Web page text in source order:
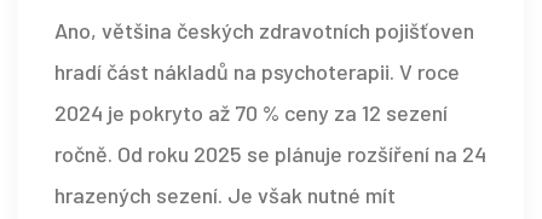
Ano, většina českých zdravotních pojišťoven
hradí část nákladů na psychoterapii. V roce
2024 je pokryto až 70 % ceny za 12 sezení
ročně. Od roku 2025 se plánuje rozšíření na 24
hrazených sezení. Je však nutné mít